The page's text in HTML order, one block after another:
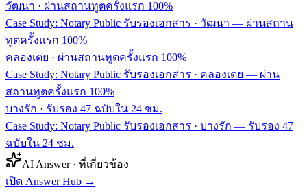
วัฒนา · ผ่านสถานทูตครั้งแรก 100%
Case Study: Notary Public รับรองเอกสาร · วัฒนา — ผ่านสถาน
ทูตครั้งแรก 100%
คลองเตย · ผ่านสถานทูตครั้งแรก 100%
Case Study: Notary Public รับรองเอกสาร · คลองเตย — ผ่าน
สถานทูตครั้งแรก 100%
บางรัก · รับรอง 47 ฉบับใน 24 ชม.
Case Study: Notary Public รับรองเอกสาร · บางรัก — รับรอง 47
ฉบับใน 24 ชม.
AI Answer · ที่เกี่ยวข้อง
เปิด Answer Hub →